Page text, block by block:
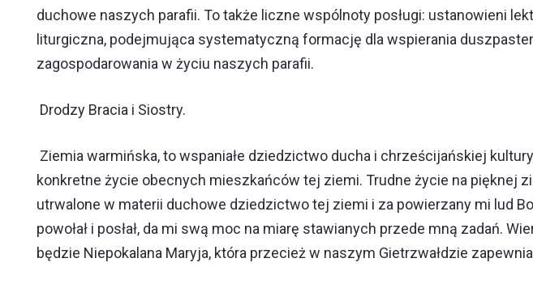
duchowe naszych parafii. To także liczne wspólnoty posługi: ustanowieni
liturgiczna, podejmująca systematyczną formację dla wspierania
zagospodarowania w życiu naszych parafii.
Drodzy Bracia i Siostry.
Ziemia warmińska, to wspaniałe dziedzictwo ducha i chrześcijańskiej
konkretne życie obecnych mieszkańców tej ziemi. Trudne życie na pięknej
utrwalone w materii duchowe dziedzictwo tej ziemi i za powierzany mi lud
powołał i posłał, da mi swą moc na miarę stawianych przede mną zadań.
będzie Niepokalana Maryja, która przecież w naszym Gietrzwałdzie